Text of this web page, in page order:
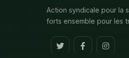
Action syndicale pour la
forts ensemble pour les